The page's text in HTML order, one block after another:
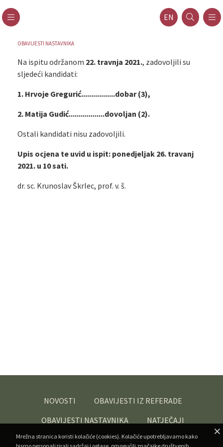
EN
OBAVIJESTI NASTAVNIKA
Na ispitu održanom 22. travnja 2021., zadovoljili su
sljedeći kandidati:
1. Hrvoje Gregurić.................dobar (3),
2. Matija Gudić..................dovoljan (2).
Ostali kandidati nisu zadovoljili.
Upis ocjena te uvid u ispit: ponedjeljak 26. travanj
2021. u 10 sati.
dr. sc. Krunoslav Škrlec, prof. v. š.
NOVOSTI
OBAVIJESTI IZ REFERADE
OBAVIJESTI NASTAVNIKA
NATJEČAJI
JAVNA
POZIVI I OBAVIJESTI -
Mrežna stranica koristi kolačiće (cookies). Kolačiće upotrebljavamo kako